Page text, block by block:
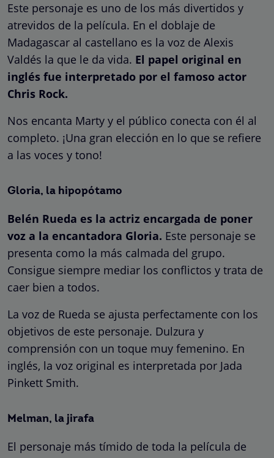
Este personaje es uno de los más divertidos y
atrevidos de la película. En el doblaje de
Madagascar al castellano es la voz de Alexis
Valdés la que le da vida. El papel original en
inglés fue interpretado por el famoso actor
Chris Rock.
Nos encanta Marty y el público conecta con él al
completo. ¡Una gran elección en lo que se refiere
a las voces y tono!
Gloria, la hipopótamo
Belén Rueda es la actriz encargada de poner
voz a la encantadora Gloria. Este personaje se
presenta como la más calmada del grupo.
Consigue siempre mediar los conflictos y trata de
caer bien a todos.
La voz de Rueda se ajusta perfectamente con los
objetivos de este personaje. Dulzura y
comprensión con un toque muy femenino. En
inglés, la voz original es interpretada por Jada
Pinkett Smith.
Melman, la jirafa
El personaje más tímido de toda la película de